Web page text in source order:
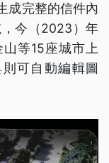
成完整的信件內
今（2023）年
等15座城市上
可自動編輯圖